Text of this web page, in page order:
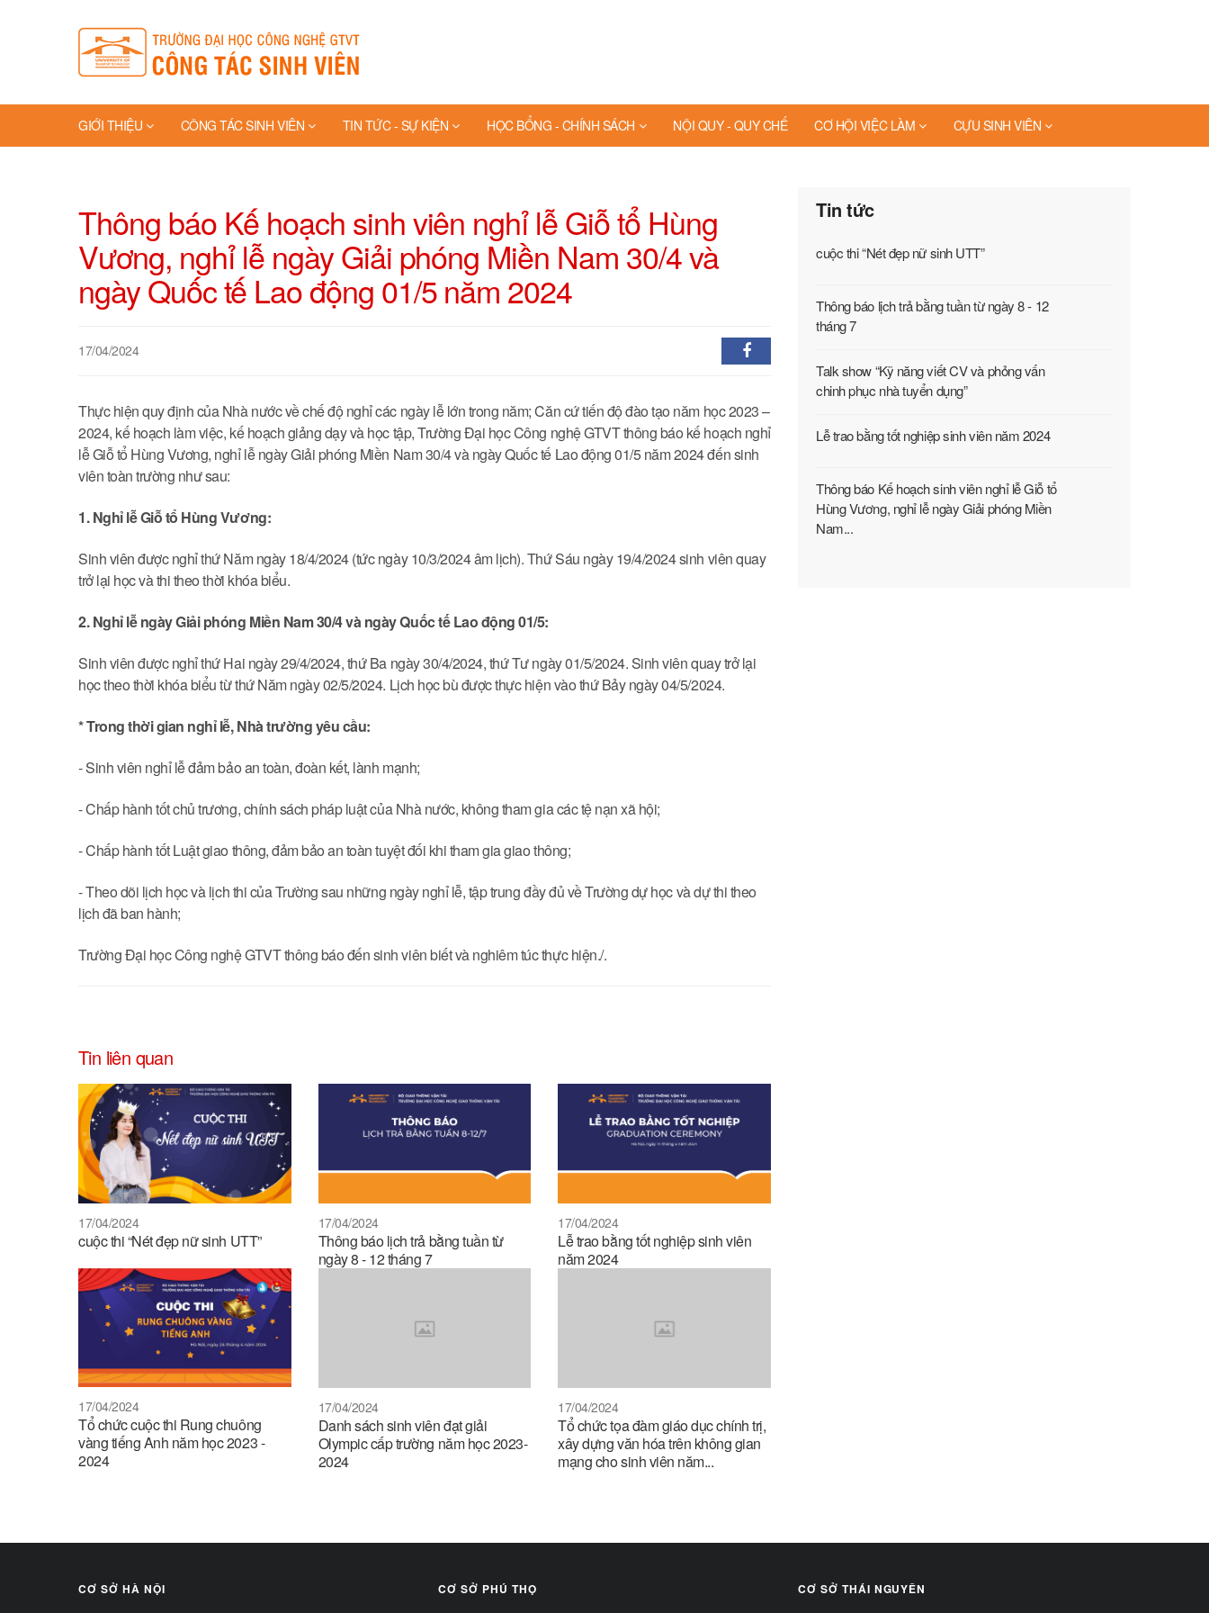
GIỚI THIỆU CÔNG TÁC SINH VIÊN TIN TỨC - SỰ KIỆN HỌC BỔNG - CHÍNH SÁCH NỘI QUY - QUY CHẾ CƠ HỘI VIỆC LÀM CỰU SINH VIÊN
Thông báo Kế hoạch sinh viên nghỉ lễ Giỗ tổ Hùng
Vương, nghỉ lễ ngày Giải phóng Miền Nam 30/4 và
ngày Quốc tế Lao động 01/5 năm 2024
17/04/2024
Thực hiện quy định của Nhà nước về chế độ nghỉ các ngày lễ lớn trong năm; Căn cứ tiến độ đào tạo năm học 2023 –
2024, kế hoạch làm việc, kế hoạch giảng dạy và học tập, Trường Đại học Công nghệ GTVT thông báo kế hoạch nghỉ
lễ Giỗ tổ Hùng Vương, nghỉ lễ ngày Giải phóng Miền Nam 30/4 và ngày Quốc tế Lao động 01/5 năm 2024 đến sinh
viên toàn trường như sau:
1. Nghỉ lễ Giỗ tổ Hùng Vương:
Sinh viên được nghỉ thứ Năm ngày 18/4/2024 (tức ngày 10/3/2024 âm lịch). Thứ Sáu ngày 19/4/2024 sinh viên quay
trở lại học và thi theo thời khóa biểu.
2. Nghỉ lễ ngày Giải phóng Miền Nam 30/4 và ngày Quốc tế Lao động 01/5:
Sinh viên được nghỉ thứ Hai ngày 29/4/2024, thứ Ba ngày 30/4/2024, thứ Tư ngày 01/5/2024. Sinh viên quay trở lại
học theo thời khóa biểu từ thứ Năm ngày 02/5/2024. Lịch học bù được thực hiện vào thứ Bảy ngày 04/5/2024.
* Trong thời gian nghỉ lễ, Nhà trường yêu cầu:
- Sinh viên nghỉ lễ đảm bảo an toàn, đoàn kết, lành mạnh;
- Chấp hành tốt chủ trương, chính sách pháp luật của Nhà nước, không tham gia các tệ nạn xã hội;
- Chấp hành tốt Luật giao thông, đảm bảo an toàn tuyệt đối khi tham gia giao thông;
- Theo dõi lịch học và lịch thi của Trường sau những ngày nghỉ lễ, tập trung đầy đủ về Trường dự học và dự thi theo
lịch đã ban hành;
Trường Đại học Công nghệ GTVT thông báo đến sinh viên biết và nghiêm túc thực hiện./.
Tin liên quan
17/04/2024
cuộc thi “Nét đẹp nữ sinh UTT”
17/04/2024
Thông báo lịch trả bằng tuần từ
ngày 8 - 12 tháng 7
17/04/2024
Lễ trao bằng tốt nghiệp sinh viên
năm 2024
17/04/2024
Tổ chức cuộc thi Rung chuông
vàng tiếng Anh năm học 2023 -
2024
17/04/2024
Danh sách sinh viên đạt giải
Olympic cấp trường năm học 2023-
2024
17/04/2024
Tổ chức tọa đàm giáo dục chính trị,
xây dựng văn hóa trên không gian
mạng cho sinh viên năm...
Tin tức
cuộc thi “Nét đẹp nữ sinh UTT”
Thông báo lịch trả bằng tuần từ ngày 8 - 12
tháng 7
Talk show “Kỹ năng viết CV và phỏng vấn
chinh phục nhà tuyển dụng”
Lễ trao bằng tốt nghiệp sinh viên năm 2024
Thông báo Kế hoạch sinh viên nghỉ lễ Giỗ tổ
Hùng Vương, nghỉ lễ ngày Giải phóng Miền
Nam...
CƠ SỞ HÀ NỘI CƠ SỞ PHÚ THỌ CƠ SỞ THÁI NGUYÊN